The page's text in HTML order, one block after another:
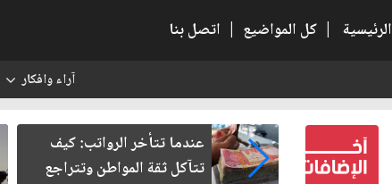
الرئيسية | كل المواضيع | اتصل بنا
آراء وافكار
كيف
وتتراجع
صمت الطريق بعد الأربعين